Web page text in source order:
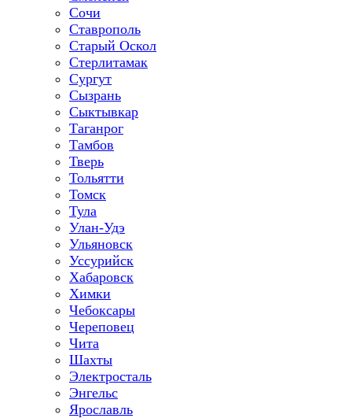
Сочи
Ставрополь
Старый Оскол
Стерлитамак
Сургут
Сызрань
Сыктывкар
Таганрог
Тамбов
Тверь
Тольятти
Томск
Тула
Улан-Удэ
Ульяновск
Уссурийск
Хабаровск
Химки
Чебоксары
Череповец
Чита
Шахты
Электросталь
Энгельс
Ярославль